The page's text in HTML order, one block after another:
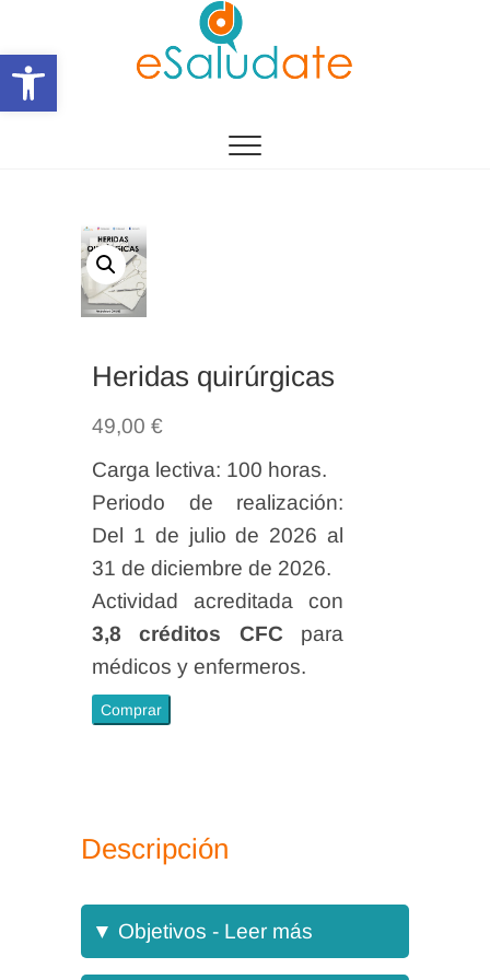
Abrir barra de herramientas
contenido
Heridas quirúrgicas
49,00 €
Carga lectiva: 100 horas.
Periodo de realización:
Del 1 de julio de 2026 al
31 de diciembre de 2026.
Actividad acreditada con
3,8 créditos CFC para
médicos y enfermeros.
Heridas
Comprar
Descripción
Objetivo general:
Adquirir los conocimientos,
▼ Objetivos - Leer más